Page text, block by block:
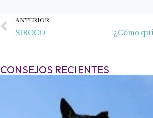
Ant
ANTERIOR
SIROCO
CONSEJOS RECIENTES